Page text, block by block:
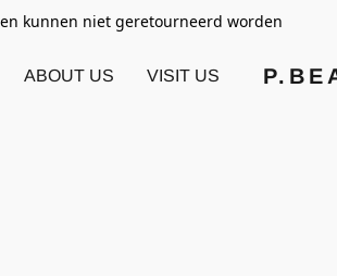
kunnen niet geretourneerd worden
ABOUT US VISIT US